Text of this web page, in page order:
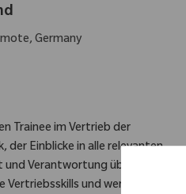
Germany
Trainee im Vertrieb der
der Einblicke in alle relevanten
und Verantwortung übernimmt.
Vertriebsskills und werde Teil